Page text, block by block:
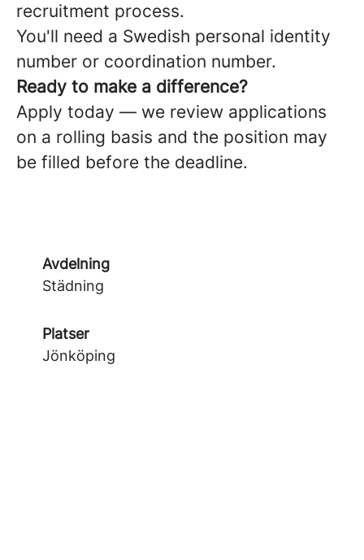
recruitment process.
You'll need a Swedish personal identity
number or coordination number.
Ready to make a difference?
Apply today — we review applications
on a rolling basis and the position may
be filled before the deadline.
Avdelning
Städning
Platser
Jönköping